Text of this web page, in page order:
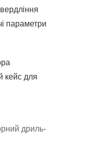
параметри
кейс для
дриль-